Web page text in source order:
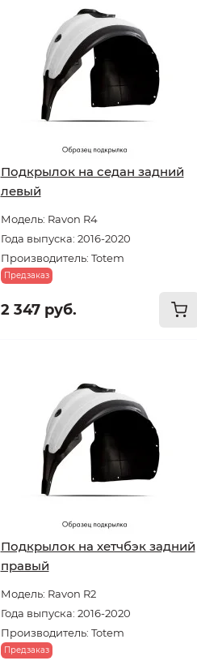
Подкрылок на седан задний
левый
Модель: Ravon R4
Года выпуска: 2016-2020
Производитель: Totem
Предзаказ
2 347 руб.
Подкрылок на хетчбэк задний
правый
Модель: Ravon R2
Года выпуска: 2016-2020
Производитель: Totem
Предзаказ